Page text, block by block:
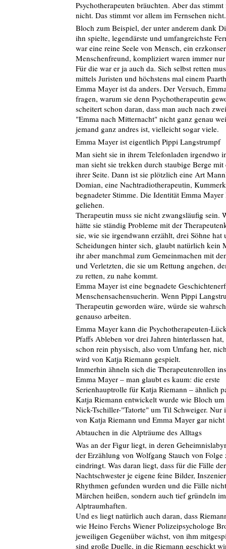
Psychotherapeuten bräuchten. Aber das
nicht. Das stimmt vor allem im Fernsehen nicht.
Bloch zum Beispiel, der unter anderem dank
ihn spielte, legendärste und umfangreichste
war eine reine Seele von Mensch, ein
Menschenfreund, kompliziert waren immer
Für die war er ja auch da. Sich selbst retten
mittels Juristen und höchstens mal einem
Emma Mayer ist da anders. Der Versuch,
fragen, warum sie denn Psychotherapeutin
scheitert schon daran, dass man auch nach
"Emma nach Mitternacht" nicht ganz genau
jemand ganz andres ist, vielleicht sogar viele.
Emma Mayer ist eigentlich Pippi Langstrumpf
Man sieht sie in ihrem Telefonladen irgendwo
man sieht sie trekken durch staubige Berge mit
ihrer Seite. Dann ist sie plötzlich eine Art
Domian, eine Nachtradiotherapeutin,
begnadeter Stimme. Die Identität Emma Mayer
geliehen.
Therapeutin muss sie nicht zwangsläufig sein.
hätte sie ständig Probleme mit der
sie, wie sie irgendwann erzählt, drei Söhne hat
Scheidungen hinter sich, glaubt natürlich kein
ihr aber manchmal zum Gemeinmachen mit
und Verletzten, die sie um Rettung angehen,
zu retten, zu nahe kommt.
Emma Mayer ist eine begnadete
Menschensachensucherin. Wenn Pippi
Therapeutin geworden wäre, würde sie
genauso arbeiten.
Emma Mayer kann die Psychotherapeuten-
Pfaffs Ableben vor drei Jahren hinterlassen
schon rein physisch, also vom Umfang her,
wird von Katja Riemann gespielt.
Immerhin ähneln sich die Therapeutenrollen
Emma Mayer – man glaubt es kaum: die erste
Serienhauptrolle für Katja Riemann – ähnlich
Katja Riemann entwickelt wurde wie Bloch
Nick-Tschiller-"Tatorte" um Til Schweiger. Nur
von Katja Riemann und Emma Mayer gar
Abtauchen in die Alpträume des Alltags
Was an der Figur liegt, in deren
der Erzählung von Wolfgang Stauch von Folge
eindringt. Was daran liegt, dass für die Fälle der
Nachtschwester je eigene feine Bilder,
Rhythmen gefunden wurden und die Fälle
Märchen heißen, sondern auch tief gründeln im
Alptraumhaften.
Und es liegt natürlich auch daran, dass
wie Heino Ferchs Wiener Polizeipsychologe
jeweiligen Gegenüber wächst, von ihm
sind große Duelle, in die Riemann geschickt